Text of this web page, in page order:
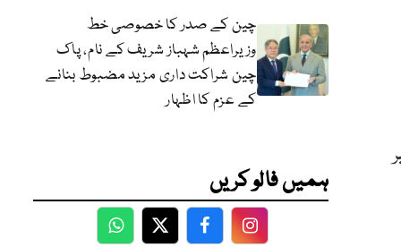
چین کے صدر کا خصوصی خط
وزیراعظم شہباز شریف کے نام، پاک
چین شراکت داری مزید مضبوط بنانے
کے عزم کا اظہار
ہمیں فالو کریں
WhatsApp
TwitterFacebookFacebook